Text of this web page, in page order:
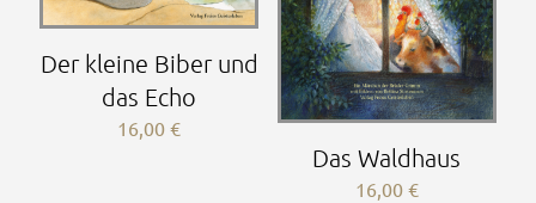
Der kleine Biber und
das Echo
16,00€
Das Waldhaus
16,00 €